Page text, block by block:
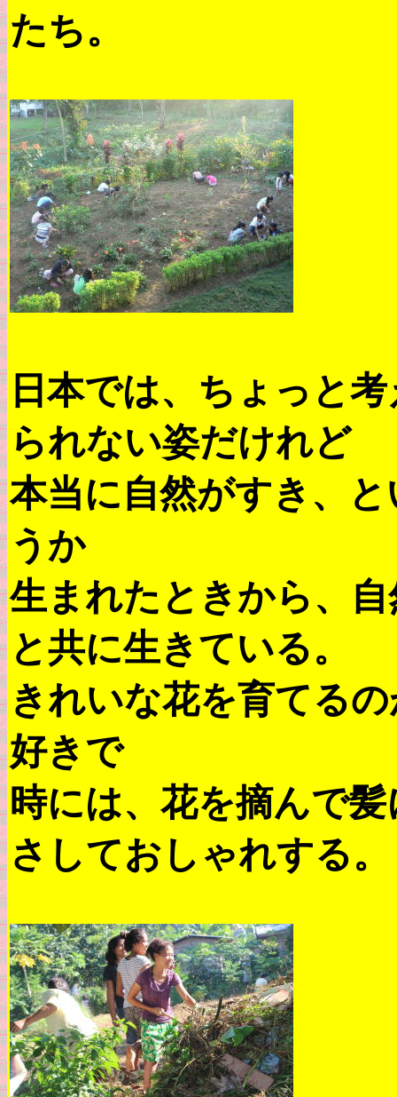
たち。
日本では、ちょっと考
られない姿だけれど
本当に自然がすき、と
うか
生まれたときから、自
と共に生きている。
きれいな花を育てる
好きで
時には、花を摘んで髪
さしておしゃれする。